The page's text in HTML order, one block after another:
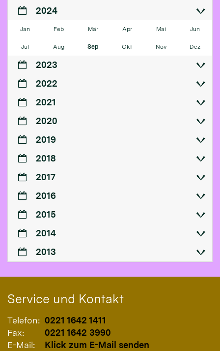
2024
Jan Feb Mär Apr Mai Jun
Jul Aug Sep Okt Nov Dez
2023
2022
2021
2020
2019
2018
2017
2016
2015
2014
2013
Service und Kontakt
Telefon: 0221 1642 1411
Fax:
0221 1642 3990
E-Mail:
Klick zum E-Mail senden